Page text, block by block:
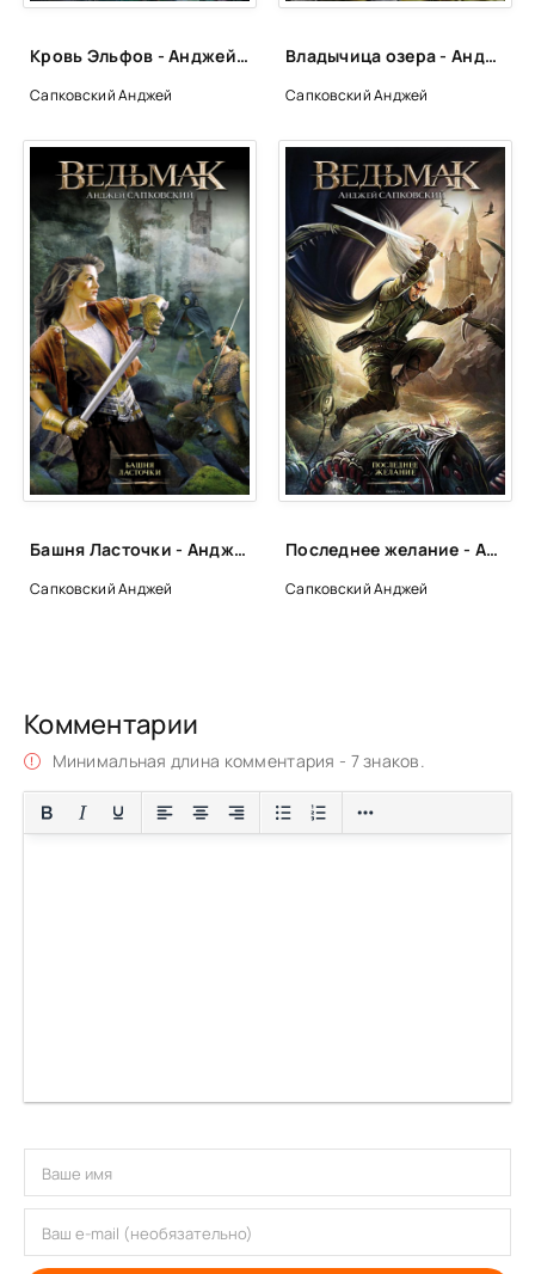
Кровь Эльфов - Анджей Сапковский
Сапковский Анджей
Владычица озера - Анджей Сапковский
Сапковский Анджей
Башня Ласточки - Анджей Сапковский
Сапковский Анджей
Последнее желание - Анджей Сапковский
Сапковский Анджей
Комментарии
Минимальная длина комментария - 7 знаков.